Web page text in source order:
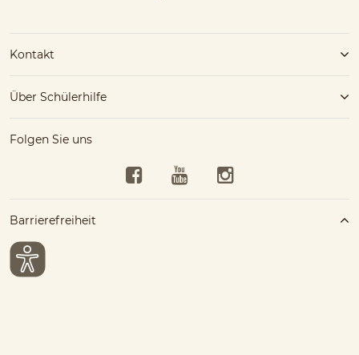
Kontakt
Über Schülerhilfe
Folgen Sie uns
FacebookYouTubeInstagram
Barrierefreiheit